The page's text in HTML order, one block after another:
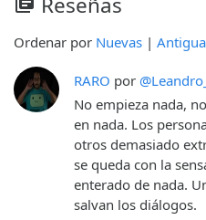
Ordenar por Nuevas |
RARO por
No empieza nada,
en nada. Los
otros demasiado
se queda con la
enterado de nada.
salvan los diálogos.